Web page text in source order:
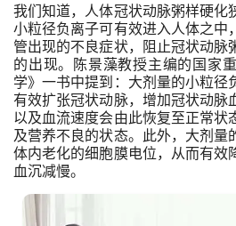
我们知道，人体冠状动脉粥样硬化
小粒径负离子可有效进入人体之中
管出现的不良症状，阻止冠状动脉
的出现。陈景藻教授主编的国家
学》一书中提到：大剂量的小粒径
有效扩张冠状动脉，增加冠状动脉
以及血流速度会由此恢复至正常状
及营养不良的状态。此外，大剂量
体内老化的细胞膜电位，从而有效
血沉减慢。